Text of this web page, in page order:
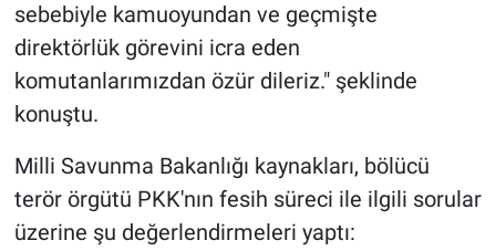
sebebiyle kamuoyundan ve geçmişte
direktörlük görevini icra eden
komutanlarımızdan özür dileriz." şeklinde
konuştu.
Milli Savunma Bakanlığı kaynakları, bölücü
terör örgütü PKK'nın fesih süreci ile ilgili sorular
üzerine şu değerlendirmeleri yaptı: